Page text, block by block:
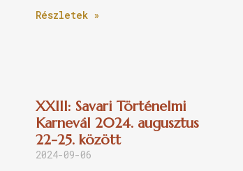
Részletek »
XXIII: Savari Történelmi
Karnevál 2024. augusztus
22-25. között
2024-09-06